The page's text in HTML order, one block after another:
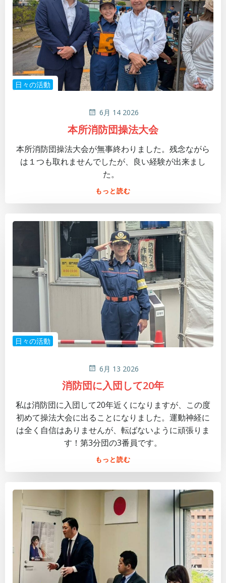
日々の活動
6月 14 2026
本所消防団操法大会
本所消防団操法大会が無事終わりました。残念ながら
は１つも取れませんでしたが、良い経験が出来まし
た。
もっと読む
日々の活動
6月 13 2026
消防団に入団して20年
私は消防団に入団して20年近くになりますが、この度
初めて操法大会に出ることになりました。運動神経に
は全く自信はありませんが、転ばないように頑張りま
す！第3分団の3番員です。
もっと読む